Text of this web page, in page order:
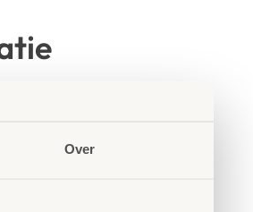
Over